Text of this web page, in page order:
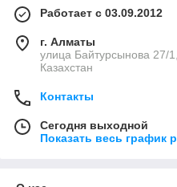
Работает с 03.09.2012
г. Алматы
улица Байтурсынова 27/
Казахстан
Контакты
Сегодня выходной
Показать весь график